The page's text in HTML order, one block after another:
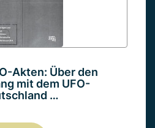
Akten: Über den
mit dem UFO-
…